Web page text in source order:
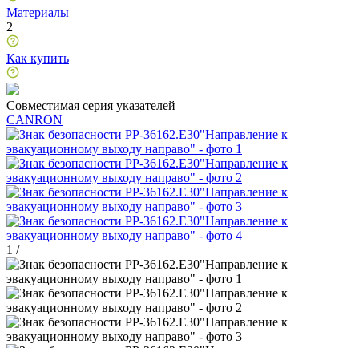
Материалы
2
Как купить
Совместимая серия указателей
CANRON
1 /